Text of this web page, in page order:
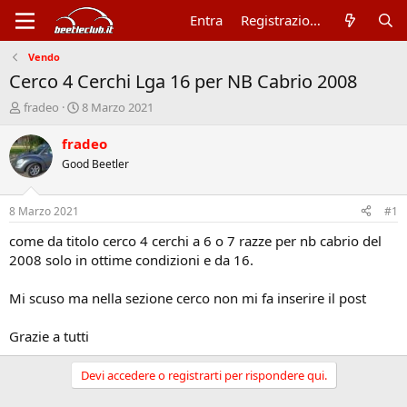
Entra Registrazione
Vendo
Cerco 4 Cerchi Lga 16 per NB Cabrio 2008
A
t
o
r
e
d
i
s
c
u
s
o
n
fradeo
D
t
d
n
i
i
8 Marzo 2021
fradeo
Good Beetler
8 Marzo 2021 #1
come da titolo cerco 4 cerchi a 6 o 7 razze per nb cabrio del
2008 solo in ottime condizioni e da 16.
Mi scuso ma nella sezione cerco non mi fa inserire il post
Grazie a tutti
Devi accedere o registrarti per rispondere qui.